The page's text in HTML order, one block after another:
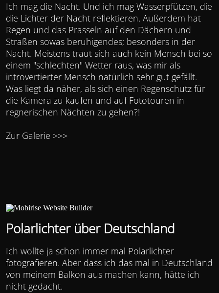
Ich mag die Nacht. Und ich mag Wasserpfützen, die
die Lichter der Nacht reflektieren. Außerdem hat
Regen und das Prasseln auf den Dächern und
Straßen sowas beruhigendes; besonders in der
Nacht. Meistens traut sich auch kein Mensch bei so
einem "schlechten" Wetter raus, was mir als
introvertierter Mensch natürlich sehr gut gefällt.
Was liegt da näher, als sich einen Regenschutz für
die Kamera zu kaufen und auf Fototouren in
regnerischen Nächten zu gehen?!
Zur Galerie >>>
Polarlichter über Deutschland
Ich wollte ja schon immer mal Polarlichter
fotografieren. Aber dass ich das mal in Deutschland
von meinem Balkon aus machen kann, hätte ich
nicht gedacht.